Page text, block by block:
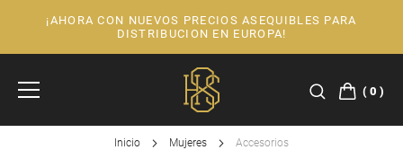
¡AHORA CON NUEVOS PRECIOS ASEQUIBLES PARA
DISTRIBUCION EN EUROPA!
0
Inicio Mujeres Accesorios